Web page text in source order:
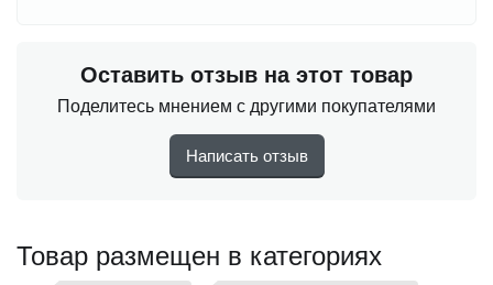
Оставить отзыв на этот товар
Поделитесь мнением с другими покупателями
Написать отзыв
Товар размещен в категориях